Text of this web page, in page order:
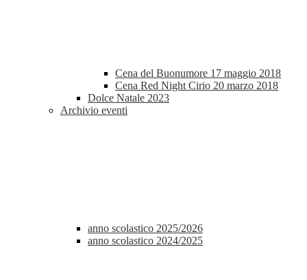
Cena del Buonumore 17 maggio 2018
Cena Red Night Cirio 20 marzo 2018
Dolce Natale 2023
Archivio eventi
anno scolastico 2025/2026
anno scolastico 2024/2025